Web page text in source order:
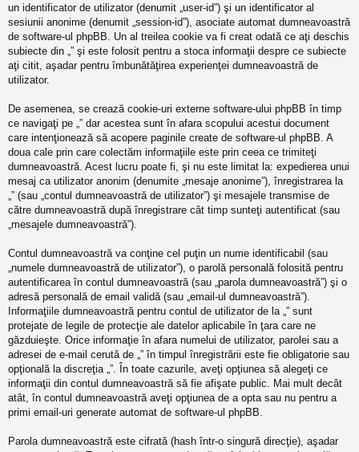
un identificator de utilizator (denumit „user-id”) şi un identificator al
sesiunii anonime (denumit „session-id”), asociate automat dumneavoastră
de software-ul phpBB. Un al treilea cookie va fi creat odată ce aţi deschis
subiecte din „” şi este folosit pentru a stoca informaţii despre ce subiecte
aţi citit, aşadar pentru îmbunătăţirea experienţei dumneavoastră de
utilizator.
De asemenea, se crează cookie-uri externe software-ului phpBB în timp
ce navigaţi pe „” dar acestea sunt în afara scopului acestui document
care intenţionează să acopere paginile create de software-ul phpBB. A
doua cale prin care colectăm informaţiile este prin ceea ce trimiteţi
dumneavoastră. Acest lucru poate fi, şi nu este limitat la: expedierea unui
mesaj ca utilizator anonim (denumite „mesaje anonime”), înregistrarea la
„” (sau „contul dumneavoastră de utilizator”) şi mesajele transmise de
către dumneavoastră după înregistrare cât timp sunteţi autentificat (sau
„mesajele dumneavoastră”).
Contul dumneavoastră va conţine cel puţin un nume identificabil (sau
„numele dumneavoastră de utilizator”), o parolă personală folosită pentru
autentificarea în contul dumneavoastră (sau „parola dumneavoastră”) şi o
adresă personală de email validă (sau „email-ul dumneavoastră”).
Informaţiile dumneavoastră pentru contul de utilizator de la „” sunt
protejate de legile de protecţie ale datelor aplicabile în ţara care ne
găzduieşte. Orice informaţie în afara numelui de utilizator, parolei sau a
adresei de e-mail cerută de „” în timpul înregistrării este fie obligatorie sau
opţională la discreţia „”. În toate cazurile, aveţi opţiunea să alegeţi ce
informaţii din contul dumneavoastră să fie afişate public. Mai mult decât
atât, în contul dumneavoastră aveţi opţiunea de a opta sau nu pentru a
primi email-uri generate automat de software-ul phpBB.
Parola dumneavoastră este cifrată (hash într-o singură direcţie), aşadar